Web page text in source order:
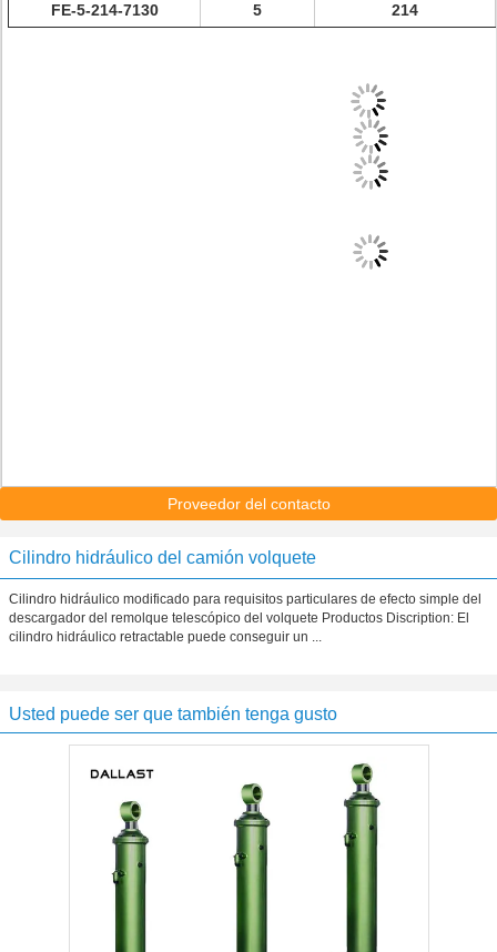
FE-5-214-7130 5 214
Proveedor del contacto
Cilindro hidráulico del camión volquete
Cilindro hidráulico modificado para requisitos particulares de efecto simple del
descargador del remolque telescópico del volquete Productos Discription: El
cilindro hidráulico retractable puede conseguir un ...
Usted puede ser que también tenga gusto